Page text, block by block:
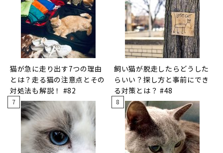
猫が急に走り出す7つの理由
とは？走る猫の注意点とその
対処法も解説！ #82
飼い猫が脱走したらどうした
らいい？探し方と事前にでき
る対策とは？ #48